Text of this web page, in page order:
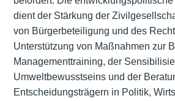
dient der Stärkung der
von Bürgerbeteiligung und des
Unterstützung von Maßnahmen zur
Managementtraining, der
Umweltbewusstseins und der
Entscheidungsträgern in Politik,